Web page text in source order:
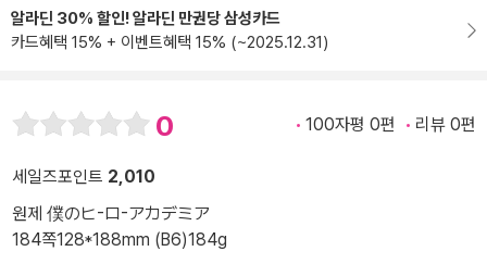
알라딘 30% 할인! 알라딘 만권당 삼성카드
카드혜택 15% + 이벤트혜택 15% (~2025.12.31)
0 100자평 0편 리뷰 0편
세일즈포인트 2,010
원제 僕のヒ-ロ-アカデミア
184쪽128*188mm (B6)184g